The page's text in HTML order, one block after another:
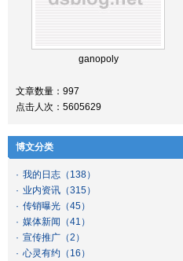
ganopoly
文章数量：997
点击人次：5605629
博文分类
· 我的日志 （138）
· 业内资讯 （315）
· 传销曝光 （45）
· 媒体新闻 （41）
· 宣传推广 （2）
· 心灵有约 （16）